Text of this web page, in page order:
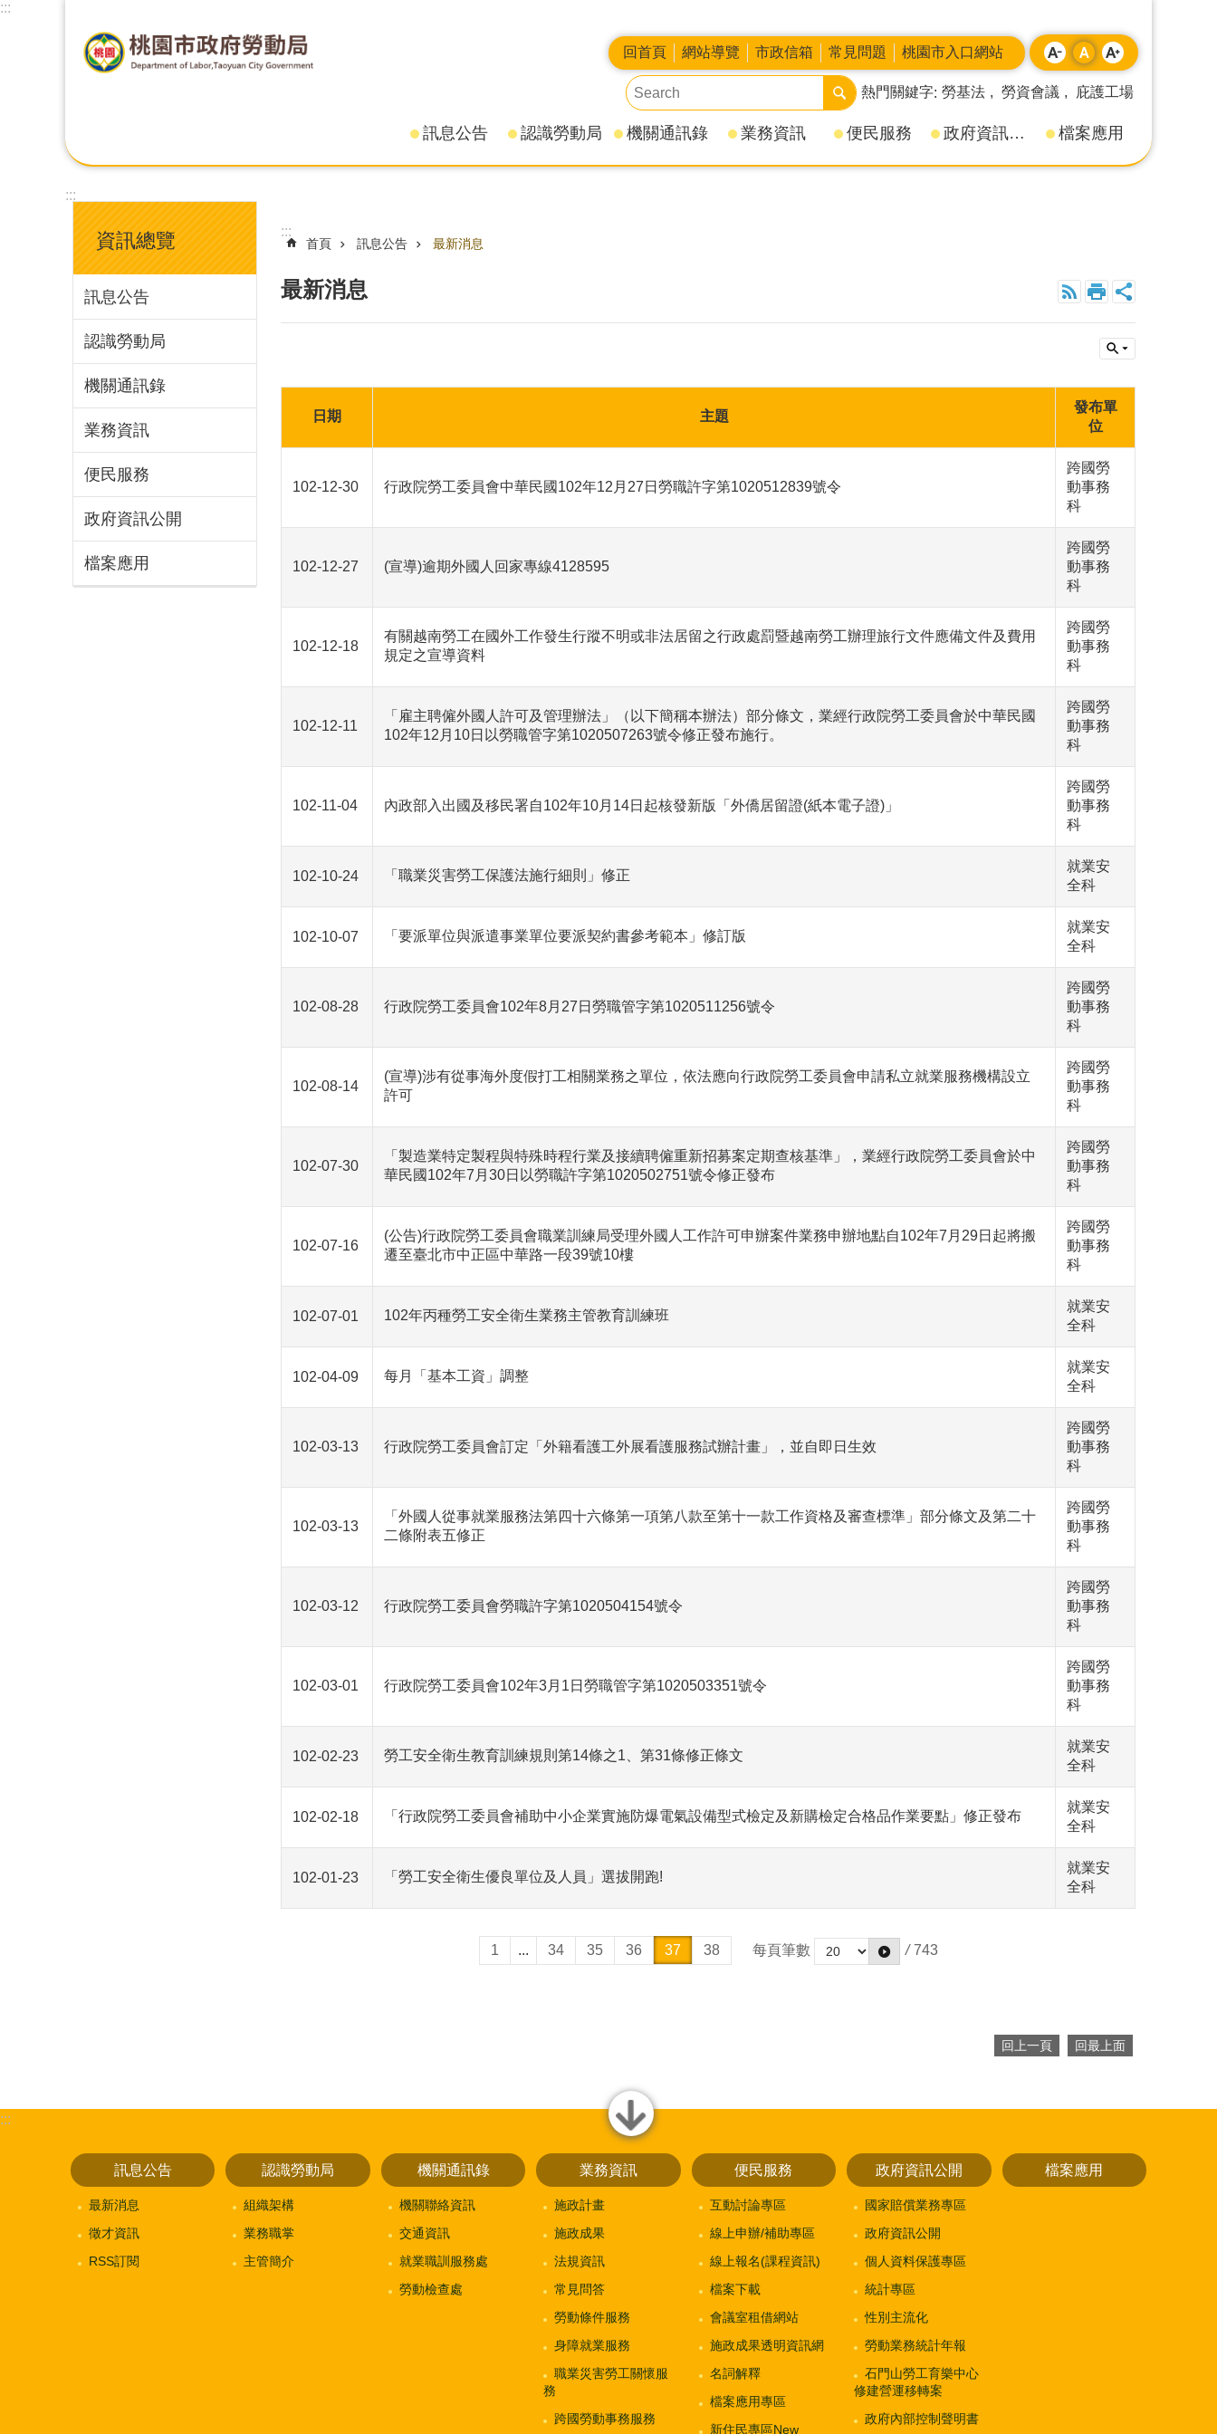
:::
回首頁 網站導覽 市政信箱 常見問題 桃園市入口網站
熱門關鍵字 勞基法 勞資會議 庇護工場
訊息公告 認識勞動局 機關通訊錄 業務資訊 便民服務 政府資訊公開 檔案應用
:::
資訊總覽
訊息公告
認識勞動局
機關通訊錄
業務資訊
便民服務
政府資訊公開
檔案應用
:::
首頁 訊息公告 最新消息
最新消息
日期 主題
發布單
位
102-12-30 行政院勞工委員會中華民國102年12月27日勞職許字第1020512839號令
跨國勞
動事務
科
102-12-27 (宣導)逾期外國人回家專線4128595
跨國勞
動事務
科
102-12-18
有關越南勞工在國外工作發生行蹤不明或非法居留之行政處罰暨越南勞工辦理旅行文件應備文件及費用
規定之宣導資料
跨國勞
動事務
科
102-12-11
「雇主聘僱外國人許可及管理辦法」（以下簡稱本辦法）部分條文，業經行政院勞工委員會於中華民國
102年12月10日以勞職管字第1020507263號令修正發布施行。
跨國勞
動事務
科
102-11-04 內政部入出國及移民署自102年10月14日起核發新版「外僑居留證(紙本電子證)」
跨國勞
動事務
科
102-10-24 「職業災害勞工保護法施行細則」修正
就業安
全科
102-10-07 「要派單位與派遣事業單位要派契約書參考範本」修訂版
就業安
全科
102-08-28 行政院勞工委員會102年8月27日勞職管字第1020511256號令
跨國勞
動事務
科
102-08-14
(宣導)涉有從事海外度假打工相關業務之單位，依法應向行政院勞工委員會申請私立就業服務機構設立
許可
跨國勞
動事務
科
102-07-30
「製造業特定製程與特殊時程行業及接續聘僱重新招募案定期查核基準」，業經行政院勞工委員會於中
華民國102年7月30日以勞職許字第1020502751號令修正發布
跨國勞
動事務
科
102-07-16
(公告)行政院勞工委員會職業訓練局受理外國人工作許可申辦案件業務申辦地點自102年7月29日起將搬
遷至臺北市中正區中華路一段39號10樓
跨國勞
動事務
科
102-07-01 102年丙種勞工安全衛生業務主管教育訓練班
就業安
全科
102-04-09 每月「基本工資」調整
就業安
全科
102-03-13 行政院勞工委員會訂定「外籍看護工外展看護服務試辦計畫」，並自即日生效
跨國勞
動事務
科
102-03-13
「外國人從事就業服務法第四十六條第一項第八款至第十一款工作資格及審查標準」部分條文及第二十
二條附表五修正
跨國勞
動事務
科
102-03-12 行政院勞工委員會勞職許字第1020504154號令
跨國勞
動事務
科
102-03-01 行政院勞工委員會102年3月1日勞職管字第1020503351號令
跨國勞
動事務
科
102-02-23 勞工安全衛生教育訓練規則第14條之1、第31條修正條文
就業安
全科
102-02-18 「行政院勞工委員會補助中小企業實施防爆電氣設備型式檢定及新購檢定合格品作業要點」修正發布
就業安
全科
102-01-23 「勞工安全衛生優良單位及人員」選拔開跑!
就業安
全科
1 ... 34 35 36 37 38 每頁筆數 / 743
回上一頁 回最上面
close
:::
訊息公告
最新消息
徵才資訊
RSS訂閱
認識勞動局
組織架構
業務職掌
主管簡介
機關通訊錄
機關聯絡資訊
交通資訊
就業職訓服務處
勞動檢查處
業務資訊
施政計畫
施政成果
法規資訊
常見問答
勞動條件服務
身障就業服務
職業災害勞工關懷服
務
跨國勞動事務服務
便民服務
互動討論專區
線上申辦/補助專區
線上報名(課程資訊)
檔案下載
會議室租借網站
施政成果透明資訊網
名詞解釋
檔案應用專區
新住民專區New
政府資訊公開
國家賠償業務專區
政府資訊公開
個人資料保護專區
統計專區
性別主流化
勞動業務統計年報
石門山勞工育樂中心
修建營運移轉案
政府內部控制聲明書
檔案應用